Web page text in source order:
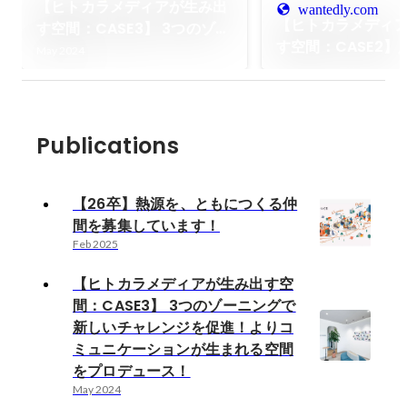
wantedly.com
Publications
【26卒】熱源を、ともにつくる仲
間を募集しています！
Feb 2025
【ヒトカラメディアが生み出す空
間：CASE3】 3つのゾーニングで
新しいチャレンジを促進！よりコ
ミュニケーションが生まれる空間
をプロデュース！
May 2024